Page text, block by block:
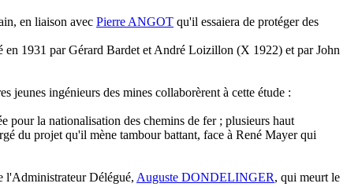
en liaison avec Pierre ANGOT qu'il essaiera de protéger des
1931 par Gérard Bardet et André Loizillon (X 1922) et par John
jeunes ingénieurs des mines collaborèrent à cette étude :
pour la nationalisation des chemins de fer ; plusieurs haut
du projet qu'il mène tambour battant, face à René Mayer qui
l'Administrateur Délégué, Auguste DONDELINGER, qui meurt le